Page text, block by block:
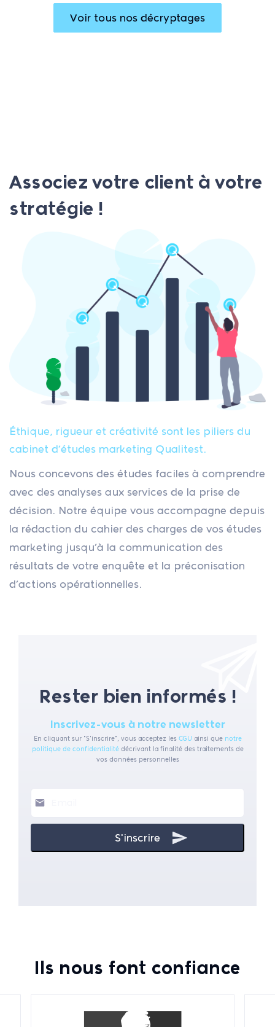
Voir tous nos décryptages
Associez votre client à votre
stratégie !
Éthique, rigueur et créativité sont les piliers du
cabinet d’études marketing Qualitest.
Nous concevons des études faciles à comprendre
avec des analyses aux services de la prise de
décision. Notre équipe vous accompagne depuis
la rédaction du cahier des charges de vos études
marketing jusqu’à la communication des
résultats de votre enquête et la préconisation
d’actions opérationnelles.
Rester bien informés !
Inscrivez-vous à notre newsletter
En cliquant sur "S'inscrire", vous acceptez les CGU ainsi que notre
politique de confidentialitédécrivant la finalité des traitements de
vos données personnelles
Ils nous font confiance